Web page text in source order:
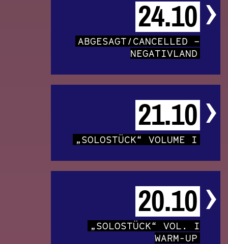
24.10
ABGESAGT/CANCELLED –
NEGATIVLAND
21.10
„SOLOSTÜCK“ VOLUME I
20.10
„SOLOSTÜCK“ VOL. I
WARM-UP